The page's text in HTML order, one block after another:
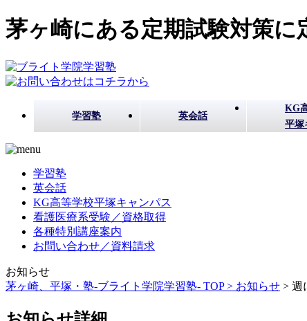
茅ヶ崎にある定期試験対策
学習塾 英会話
KG
平塚
学習塾
英会話
KG高等学校平塚キャンパス
看護医療系受験／資格取得
各種特別講座案内
お問い合わせ／資料請求
お知らせ
茅ヶ崎、平塚・塾-ブライト学院学習塾- TOP > お知らせ > 週